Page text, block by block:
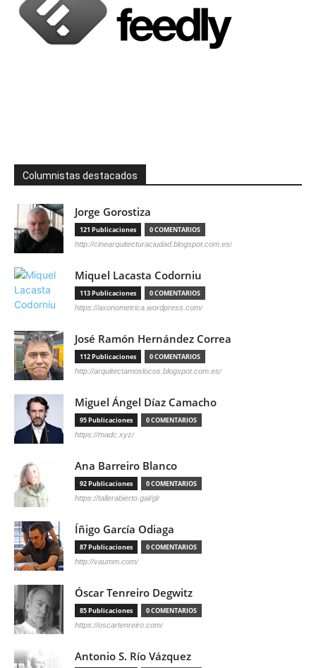
Columnistas destacados
Jorge Gorostiza
121 Publicaciones 0 COMENTARIOS
http://cinearquitecturaciudad.blogspot.com.es/
Miquel Lacasta Codorniu
113 Publicaciones 0 COMENTARIOS
https://axonometrica.wordpress.com/
José Ramón Hernández Correa
112 Publicaciones 0 COMENTARIOS
http://arquitectamoslocos.blogspot.com.es/
Miguel Ángel Díaz Camacho
95 Publicaciones 0 COMENTARIOS
https://madc.xyz/
Ana Barreiro Blanco
92 Publicaciones 0 COMENTARIOS
https://tallerabierto.gal/gl/
Íñigo García Odiaga
87 Publicaciones 0 COMENTARIOS
http://vaumm.com/
Óscar Tenreiro Degwitz
85 Publicaciones 0 COMENTARIOS
https://oscartenreiro.com/
Antonio S. Río Vázquez